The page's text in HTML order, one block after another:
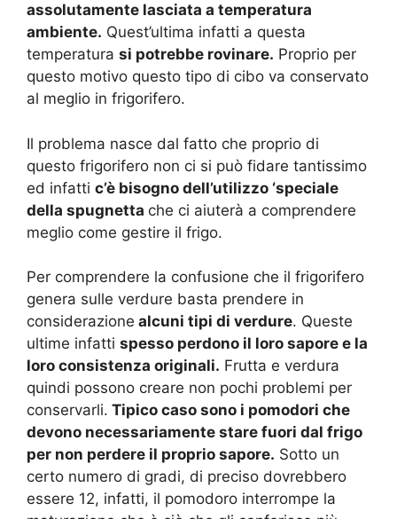
assolutamente lasciata a temperatura
ambiente. Quest’ultima infatti a questa
temperatura si potrebbe rovinare. Proprio per
questo motivo questo tipo di cibo va conservato
al meglio in frigorifero.
Il problema nasce dal fatto che proprio di
questo frigorifero non ci si può fidare tantissimo
ed infatti c’è bisogno dell’utilizzo ‘speciale
della spugnetta che ci aiuterà a comprendere
meglio come gestire il frigo.
Per comprendere la confusione che il frigorifero
genera sulle verdure basta prendere in
considerazione alcuni tipi di verdure. Queste
ultime infatti spesso perdono il loro sapore e la
loro consistenza originali. Frutta e verdura
quindi possono creare non pochi problemi per
conservarli. Tipico caso sono i pomodori che
devono necessariamente stare fuori dal frigo
per non perdere il proprio sapore. Sotto un
certo numero di gradi, di preciso dovrebbero
essere 12, infatti, il pomodoro interrompe la